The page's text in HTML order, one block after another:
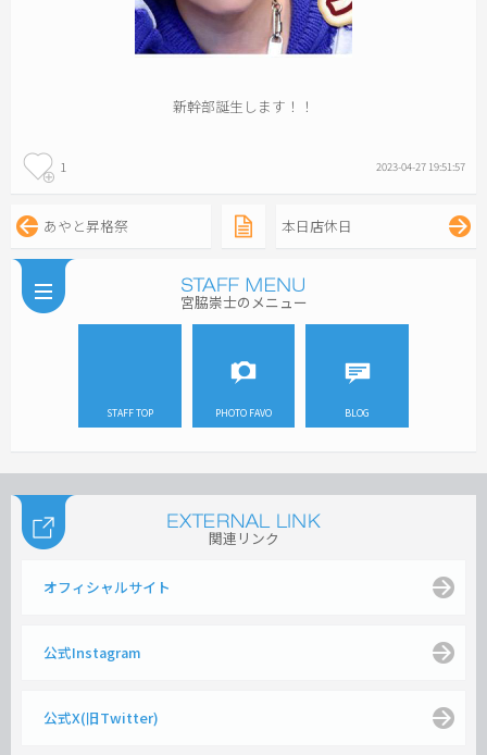
新幹部誕生します！！
1 2023-04-27 19:51:57
あやと昇格祭 本日店休日
宮脇崇士のメニュー
STAFF TOP PHOTO FAVO BLOG
関連リンク
オフィシャルサイト
公式Instagram
公式X(旧Twitter)